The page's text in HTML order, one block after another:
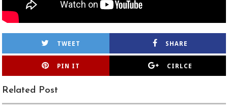
TWEET SHARE
PIN IT CIRLCE
Related Post